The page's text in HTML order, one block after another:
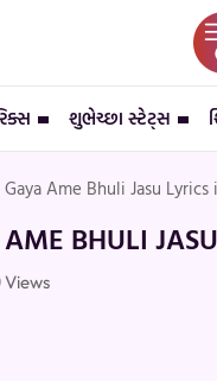
શુભેચ્છા સ્ટેટ્સ
Ame Bhuli Jasu
BHULI
Views